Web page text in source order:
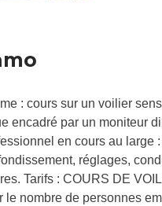
: cours sur un voilier
encadré par un moniteur
en cours au large
réglages,
Tarifs : COURS DE
le nombre de personnes